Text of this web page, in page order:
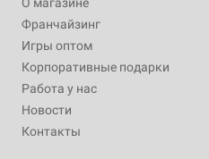
О магазине
Франчайзинг
Игры оптом
Корпоративные подарки
Работа у нас
Новости
Контакты